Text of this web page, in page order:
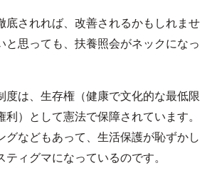
されれば、改善されるかもしれませ
と思っても、扶養照会がネックになっ
度は、生存権（健康で文化的な最低限
）として憲法で保障されています。
グなどもあって、生活保護が恥ずかし
ィグマになっているのです。